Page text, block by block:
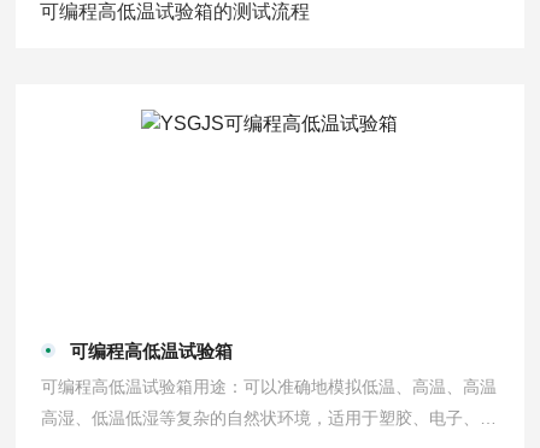
可编程高低温试验箱的测试流程
可编程高低温试验箱
可编程高低温试验箱用途：可以准确地模拟低温、高温、高温
高湿、低温低湿等复杂的自然状环境，适用于塑胶、电子、食